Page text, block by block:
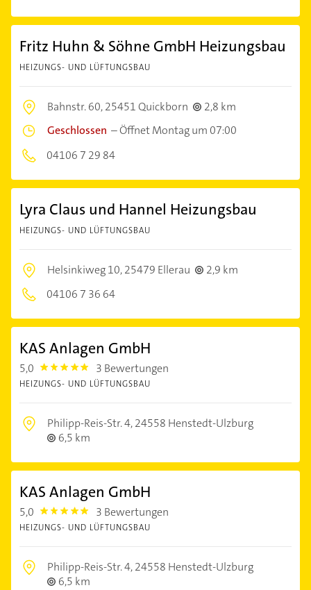
Fritz Huhn & Söhne GmbH Heizungsbau
HEIZUNGS- UND LÜFTUNGSBAU
Bahnstr. 60,25451 Quickborn
2,8 km
Geschlossen –Öffnet Montag um 07:00
04106 7 29 84
Lyra Claus und Hannel Heizungsbau
HEIZUNGS- UND LÜFTUNGSBAU
Helsinkiweg 10,25479 Ellerau
2,9 km
04106 7 36 64
KAS Anlagen GmbH
5,0 5.0 3 Bewertungen
HEIZUNGS- UND LÜFTUNGSBAU
Philipp-Reis-Str. 4,24558 Henstedt-Ulzburg
6,5 km
KAS Anlagen GmbH
5,0 5.0 3 Bewertungen
HEIZUNGS- UND LÜFTUNGSBAU
Philipp-Reis-Str. 4,24558 Henstedt-Ulzburg
6,5 km